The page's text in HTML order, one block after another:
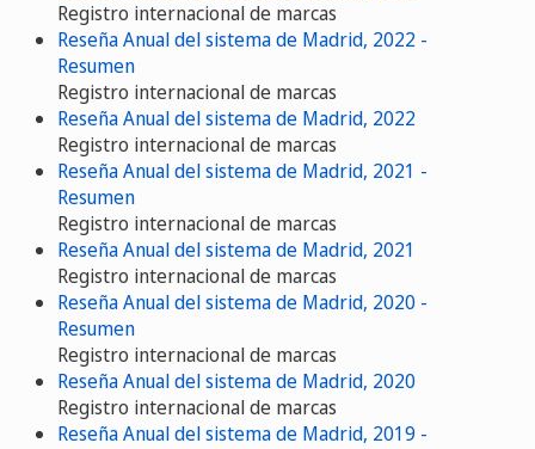
Registro internacional de marcas
Reseña Anual del sistema de Madrid, 2022 -
Resumen
Registro internacional de marcas
Reseña Anual del sistema de Madrid, 2022
Registro internacional de marcas
Reseña Anual del sistema de Madrid, 2021 -
Resumen
Registro internacional de marcas
Reseña Anual del sistema de Madrid, 2021
Registro internacional de marcas
Reseña Anual del sistema de Madrid, 2020 -
Resumen
Registro internacional de marcas
Reseña Anual del sistema de Madrid, 2020
Registro internacional de marcas
Reseña Anual del sistema de Madrid, 2019 -